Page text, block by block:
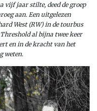
vijf jaar stilte, deed de groep
aan. Een uitgelezen
West (RW) in de tourbus
al bijna twee keer
en in de kracht van het
weten.